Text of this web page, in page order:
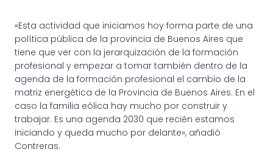
«Esta actividad que iniciamos hoy forma parte de una
política pública de la provincia de Buenos Aires que
tiene que ver con la jerarquización de la formación
profesional y empezar a tomar también dentro de la
agenda de la formación profesional el cambio de la
matriz energética de la Provincia de Buenos Aires. En el
caso la familia eólica hay mucho por construir y
trabajar. Es una agenda 2030 que recién estamos
iniciando y queda mucho por delante», añadió
Contreras.